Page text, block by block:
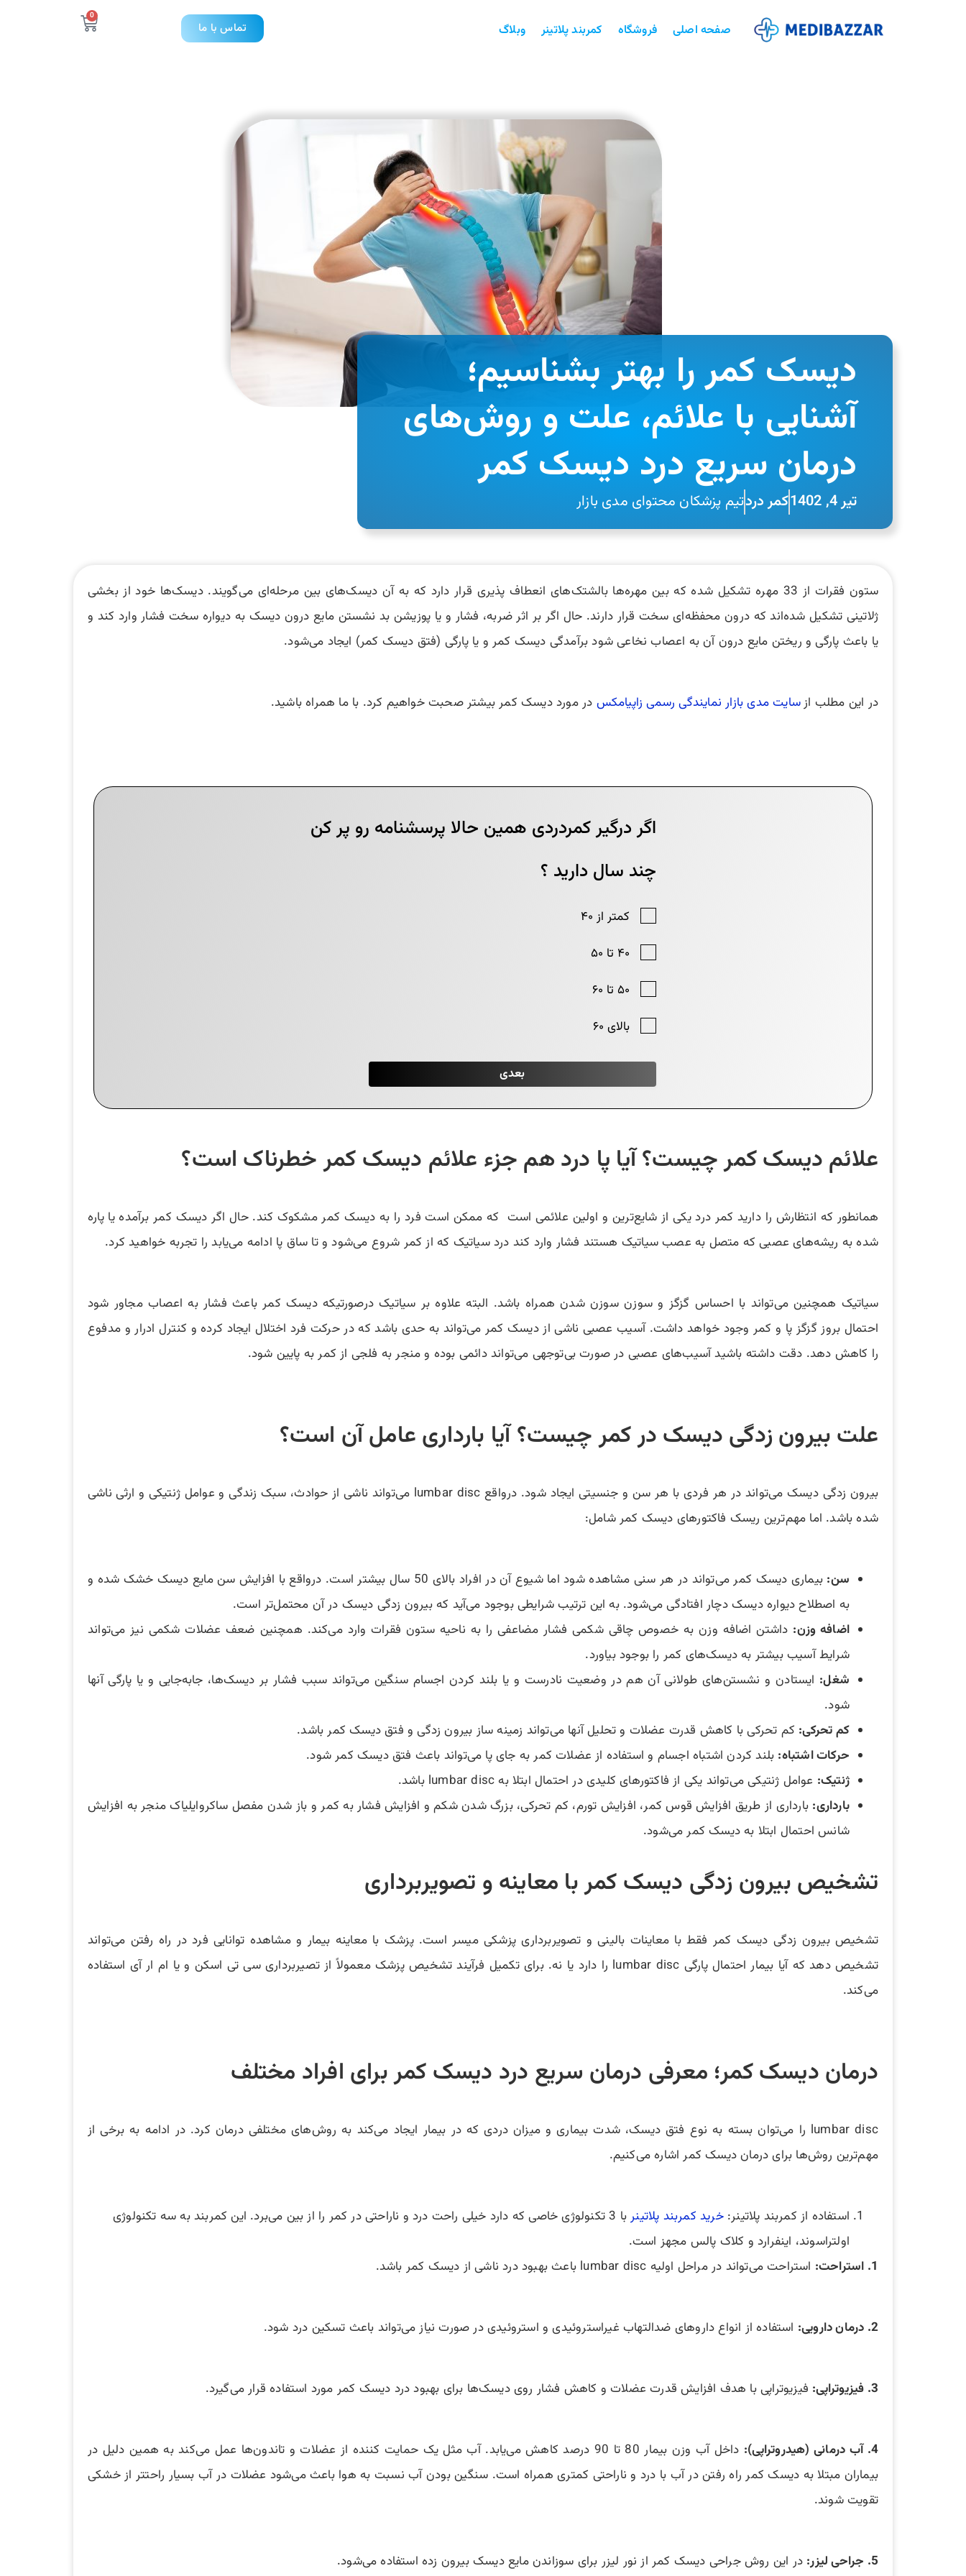
صفحه اصلی فروشگاه کمربند پلاتینر وبلاگ تماس با ما
0
دیسک کمر را بهتر بشناسیم؛
آشنایی با علائم، علت و روش‌های
درمان سریع درد دیسک کمر
تیر 4, 1402 کمر دردتیم پزشکان محتوای مدی بازار
ستون فقرات از 33 مهره تشکیل شده که بین مهره‌ها بالشتک‌های انعطاف پذیری قرار دارد که به آن دیسک‌های بین مرحله‌ای می‌گویند. دیسک‌ها خود از بخشی
ژلاتینی تشکیل شده‌اند که درون محفظه‌ای سخت قرار دارند. حال اگر بر اثر ضربه، فشار و یا پوزیشن بد نشستن مایع درون دیسک به دیواره سخت فشار وارد کند و
یا باعث پارگی و ریختن مایع درون آن به اعصاب نخاعی شود برآمدگی دیسک کمر و یا پارگی (فتق دیسک کمر) ایجاد می‌شود.
در این مطلب ازسایت مدی بازار نمایندگی رسمی زاپیامکس در مورد دیسک کمر بیشتر صحبت خواهیم کرد. با ما همراه باشید.
علائم دیسک کمر چیست؟ آیا پا درد هم جزء علائم دیسک کمر خطرناک است؟
همانطور که انتظارش را دارید کمر درد یکی از شایع‌ترین و اولین علائمی است که ممکن است فرد را به دیسک کمر مشکوک کند. حال اگر دیسک کمر برآمده یا پاره
شده به ریشه‌های عصبی که متصل به عصب سیاتیک هستند فشار وارد کند درد سیاتیک که از کمر شروع می‌شود و تا ساق پا ادامه می‌یابد را تجربه خواهید کرد.
سیاتیک همچنین می‌تواند با احساس گزگز و سوزن سوزن شدن همراه باشد. البته علاوه بر سیاتیک درصورتیکه دیسک کمر باعث فشار به اعصاب مجاور شود
احتمال بروز گزگز پا و کمر وجود خواهد داشت. آسیب عصبی ناشی از دیسک کمر می‌تواند به حدی باشد که در حرکت فرد اختلال ایجاد کرده و کنترل ادرار و مدفوع
را کاهش دهد. دقت داشته باشید آسیب‌های عصبی در صورت بی‌توجهی می‌تواند دائمی بوده و منجر به فلجی از کمر به پایین شود.
علت بیرون زدگی دیسک در کمر چیست؟ آیا بارداری عامل آن است؟
بیرون زدگی دیسک می‌تواند در هر فردی با هر سن و جنسیتی ایجاد شود. درواقع lumbar disc می‌تواند ناشی از حوادث، سبک زندگی و عوامل ژنتیکی و ارثی ناشی
شده باشد. اما مهم‌ترین ریسک فاکتورهای دیسک کمر شامل:
سن:
بیماری دیسک کمر می‌تواند در هر سنی مشاهده شود اما شیوع آن در افراد بالای 50 سال بیشتر است. درواقع با افزایش سن مایع دیسک خشک شده و
به اصطلاح دیواره دیسک دچار افتادگی می‌شود. به این ترتیب شرایطی بوجود می‌آید که بیرون زدگی دیسک در آن محتمل‌تر است.
اضافه وزن: داشتن اضافه وزن به خصوص چاقی شکمی فشار مضاعفی را به ناحیه ستون فقرات وارد می‌کند. همچنین ضعف عضلات شکمی نیز می‌تواند
شرایط آسیب بیشتر به دیسک‌های کمر را بوجود بیاورد.
شغل: ایستادن و نشستن‌های طولانی آن هم در وضعیت نادرست و یا بلند کردن اجسام سنگین می‌تواند سبب فشار بر دیسک‌ها، جابه‌جایی و یا پارگی آنها
شود.
کم تحرکی: کم تحرکی با کاهش قدرت عضلات و تحلیل آنها می‌تواند زمینه ساز بیرون زدگی و فتق دیسک کمر باشد.
حرکات اشتباه: بلند کردن اشتباه اجسام و استفاده از عضلات کمر به جای پا می‎‌تواند باعث فتق دیسک کمر شود.
ژنتیک: عوامل ژنتیکی می‌تواند یکی از فاکتورهای کلیدی در احتمال ابتلا به lumbar disc باشد.
بارداری: بارداری از طریق افزایش قوس کمر، افزایش تورم، کم تحرکی، بزرگ شدن شکم و افزایش فشار به کمر و باز شدن مفصل ساکروایلیاک منجر به افزایش
شانس احتمال ابتلا به دیسک کمر می‌شود.
تشخیص بیرون زدگی دیسک کمر با معاینه و تصویربرداری
تشخیص بیرون زدگی دیسک کمر فقط با معاینات بالینی و تصویربرداری پزشکی میسر است. پزشک با معاینه بیمار و مشاهده توانایی فرد در راه رفتن می‌تواند
تشخیص دهد که آیا بیمار احتمال پارگی lumbar disc را دارد یا نه. برای تکمیل فرآیند تشخیص پزشک معمولاً از تصیربرداری سی تی اسکن و یا ام ار آی استفاده
می‌کند.
درمان دیسک کمر؛ معرفی درمان سریع درد دیسک کمر برای افراد مختلف
lumbar disc را می‌توان بسته به نوع فتق دیسک، شدت بیماری و میزان دردی که در بیمار ایجاد می‌کند به روش‌های مختلفی درمان کرد. در ادامه به برخی از
مهم‌ترین روش‌ها برای درمان دیسک کمر اشاره می‌کنیم.
استفاده از کمربند پلاتینر:خرید کمربند پلاتینر
با 3 تکنولوژی خاصی که دارد خیلی راحت درد و ناراحتی در کمر را از بین می‌برد. این کمربند به سه تکنولوژی
اولتراسوند، اینفرارد و کلاک پالس مجهز است.
1. استراحت:
استراحت می‌تواند در مراحل اولیه lumbar disc باعث بهبود درد ناشی از دیسک کمر باشد.
2. درمان دارویی: استفاده از انواع داروهای ضدالتهاب غیراستروئیدی و استروئیدی در صورت نیاز می‌تواند باعث تسکین درد شود.
3. فیزیوتراپی: فیزیوتراپی با هدف افزایش قدرت عضلات و کاهش فشار روی دیسک‌ها برای بهبود درد دیسک کمر مورد استفاده قرار می‌گیرد.
4. آب درمانی (هیدروتراپی):
داخل آب وزن بیمار 80 تا 90 درصد کاهش می‌یابد. آب مثل یک حمایت کننده از عضلات و تاندون‌ها عمل می‌کند به همین دلیل در
بیماران مبتلا به دیسک کمر راه رفتن در آب با درد و ناراحتی کمتری همراه است. سنگین بودن آب نسبت به هوا باعث می‌شود عضلات در آب بسیار راحتتر از خشکی
تقویت شوند.
5. جراحی لیزر: در این روش جراحی دیسک کمر از نور لیزر برای سوزاندن مایع دیسک بیرون زده استفاده می‌شود.